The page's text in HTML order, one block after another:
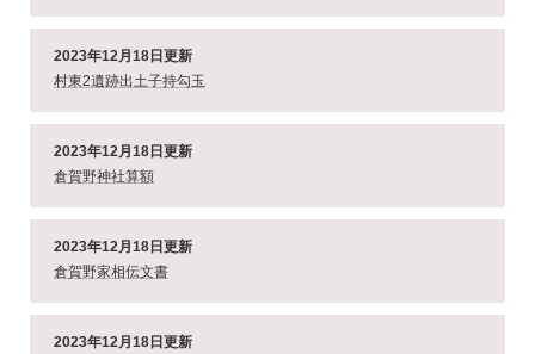
2023年12月18日更新
村東2遺跡出土子持勾玉
2023年12月18日更新
倉賀野神社算額
2023年12月18日更新
倉賀野家相伝文書
2023年12月18日更新